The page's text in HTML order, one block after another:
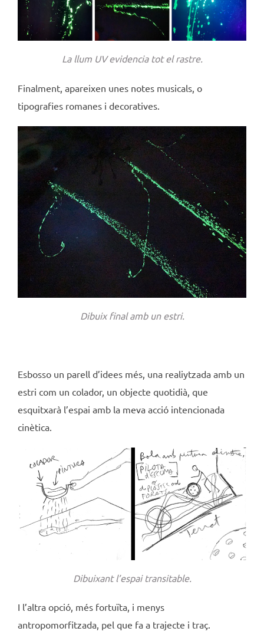
La llum UV evidencia tot el rastre.
Finalment, apareixen unes notes musicals, o
tipografies romanes i decoratives.
Dibuix final amb un estri.
Esbosso un parell d’idees més, una realiytzada amb un
estri com un colador, un objecte quotidià, que
esquitxarà l’espai amb la meva acció intencionada
cinètica.
Dibuixant l’espai transitable.
I l’altra opció, més fortuïta, i menys
antropomorfitzada, pel que fa a trajecte i traç.